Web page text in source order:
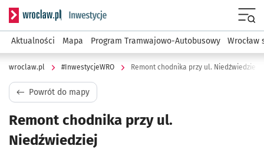
Serwis informacyjny wroclaw.pl podserwis:
Aktualności Mapa Program Tramwajowo-Autobusowy Wrocław
wroclaw.pl #InwestycjeWRO Remont chodnika przy ul. Niedźwiedziej
Powrót do mapy
Remont chodnika przy ul.
Niedźwiedziej